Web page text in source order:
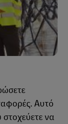
Αυτό
να